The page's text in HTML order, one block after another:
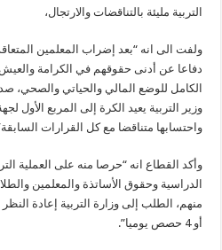
التربية مليئة بالتناقضات والارتجال،
ولفت الى انه “بعد إضراب المعلمين
دفاعا عن أدنى حقوقهم في الكرامة
وزير التربية يعيد الكرة إلى المربع
واحتسابها متناقضا مع كل القرارات
وأكد القطاع انه “حرصا منه على العملية
الدراسية وحقوق الأساتذة والمعلمين
أو 4 حصص يوميا”.